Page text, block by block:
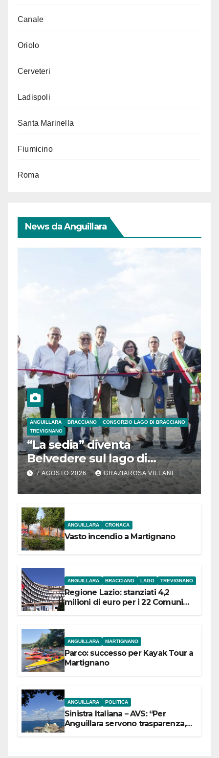
Canale
Oriolo
Cerveteri
Ladispoli
Santa Marinella
Fiumicino
Roma
News da Anguillara
ANGUILLARA BRACCIANO
CONSORZIO LAGO DI BRACCIANO
TREVIGNANO
“La sedia” diventa
Belvedere sul lago di
Bracciano: ieri
l’inaugurazione
7 AGOSTO 2026 GRAZIAROSA VILLANI
ANGUILLARA CRONACA
Vasto incendio a Martignano
ANGUILLARA BRACCIANO LAGO TREVIGNANO
Regione Lazio: stanziati 4,2
milioni di euro per i 22 Comuni
ANGUILLARA MARTIGNANO
Parco: successo per Kayak Tour a
Martignano
ANGUILLARA POLITICA
Sinistra Italiana – AVS: “Per
Anguillara servono trasparenza,